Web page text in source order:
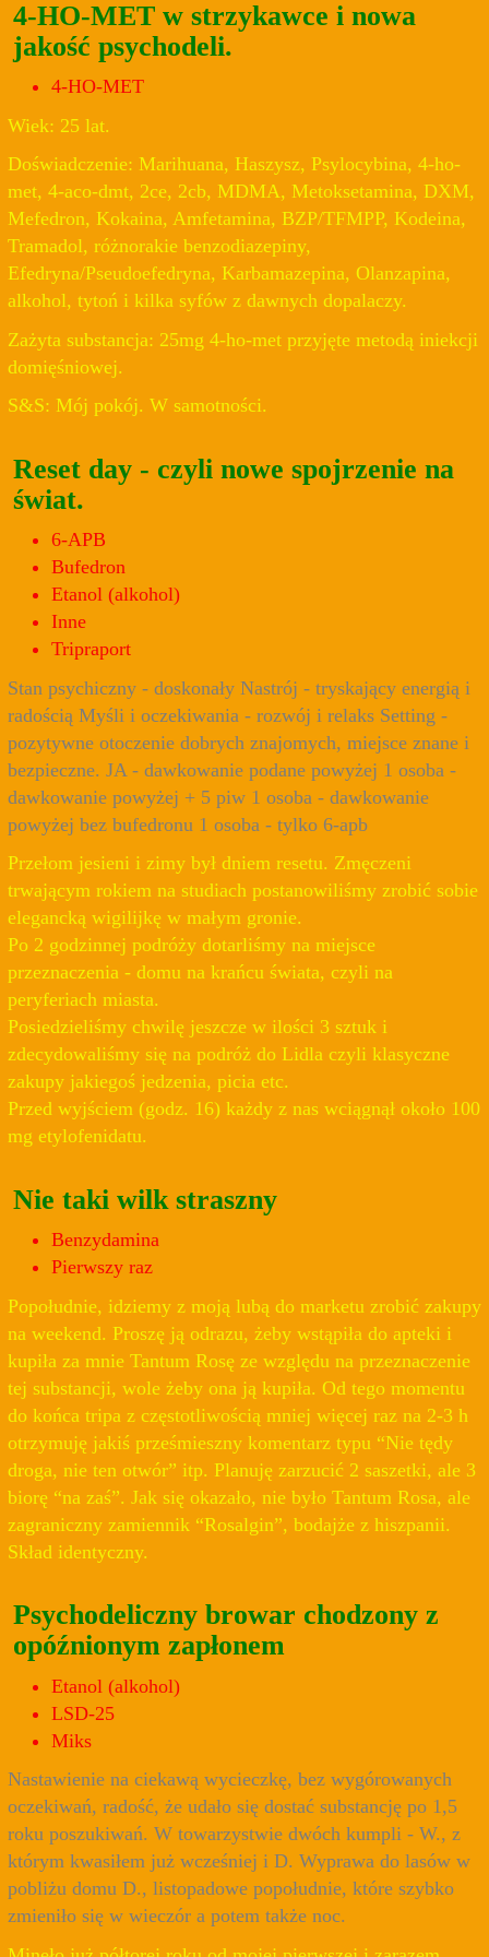
4-HO-MET w strzykawce i nowa
jakość psychodeli.
4-HO-MET
Wiek: 25 lat.
Doświadczenie: Marihuana, Haszysz, Psylocybina, 4-ho-
met, 4-aco-dmt, 2ce, 2cb, MDMA, Metoksetamina, DXM,
Mefedron, Kokaina, Amfetamina, BZP/TFMPP, Kodeina,
Tramadol, różnorakie benzodiazepiny,
Efedryna/Pseudoefedryna, Karbamazepina, Olanzapina,
alkohol, tytoń i kilka syfów z dawnych dopalaczy.
Zażyta substancja: 25mg 4-ho-met przyjęte metodą iniekcji
domięśniowej.
S&S: Mój pokój. W samotności.
Reset day - czyli nowe spojrzenie na
świat.
6-APB
Bufedron
Etanol (alkohol)
Inne
Tripraport
Stan psychiczny - doskonały Nastrój - tryskający energią i
radością Myśli i oczekiwania - rozwój i relaks Setting -
pozytywne otoczenie dobrych znajomych, miejsce znane i
bezpieczne. JA - dawkowanie podane powyżej 1 osoba -
dawkowanie powyżej + 5 piw 1 osoba - dawkowanie
powyżej bez bufedronu 1 osoba - tylko 6-apb
Przełom jesieni i zimy był dniem resetu. Zmęczeni
trwającym rokiem na studiach postanowiliśmy zrobić sobie
elegancką wigilijkę w małym gronie.
Po 2 godzinnej podróży dotarliśmy na miejsce
przeznaczenia - domu na krańcu świata, czyli na
peryferiach miasta.
Posiedzieliśmy chwilę jeszcze w ilości 3 sztuk i
zdecydowaliśmy się na podróż do Lidla czyli klasyczne
zakupy jakiegoś jedzenia, picia etc.
Przed wyjściem (godz. 16) każdy z nas wciągnął około 100
mg etylofenidatu.
Nie taki wilk straszny
Benzydamina
Pierwszy raz
Popołudnie, idziemy z moją lubą do marketu zrobić zakupy
na weekend. Proszę ją odrazu, żeby wstąpiła do apteki i
kupiła za mnie Tantum Rosę ze względu na przeznaczenie
tej substancji, wole żeby ona ją kupiła. Od tego momentu
do końca tripa z częstotliwością mniej więcej raz na 2-3 h
otrzymuję jakiś prześmieszny komentarz typu “Nie tędy
droga, nie ten otwór” itp. Planuję zarzucić 2 saszetki, ale 3
biorę “na zaś”. Jak się okazało, nie było Tantum Rosa, ale
zagraniczny zamiennik “Rosalgin”, bodajże z hiszpanii.
Skład identyczny.
Psychodeliczny browar chodzony z
opóźnionym zapłonem
Etanol (alkohol)
LSD-25
Miks
Nastawienie na ciekawą wycieczkę, bez wygórowanych
oczekiwań, radość, że udało się dostać substancję po 1,5
roku poszukiwań. W towarzystwie dwóch kumpli - W., z
którym kwasiłem już wcześniej i D. Wyprawa do lasów w
pobliżu domu D., listopadowe popołudnie, które szybko
zmieniło się w wieczór a potem także noc.